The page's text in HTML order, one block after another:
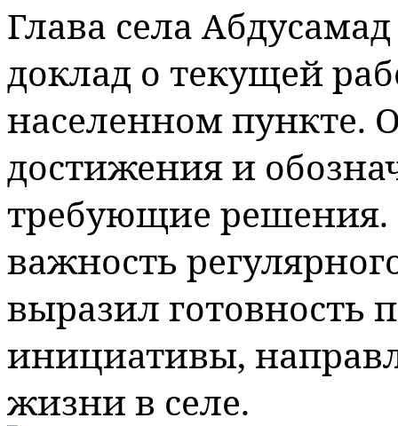
Глава села
доклад о текущей
населенном пункте.
достижения и
требующие решения.
важность
выразил готовность
инициативы,
жизни в селе.